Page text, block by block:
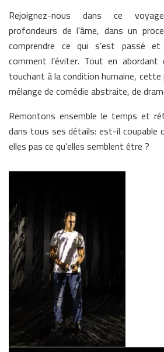
Rejoignez-nous dans ce
profondeurs de l’âme, dans un
comprendre ce qui s’est passé
comment l’éviter. Tout en
touchant à la condition humaine,
mélange de comédie abstraite, de
Remontons ensemble le temps et
dans tous ses détails: est-il coupable
elles pas ce qu’elles semblent être ?